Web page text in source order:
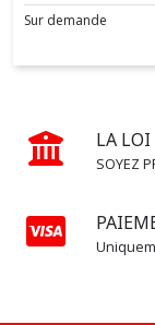
Sur demande
LA
SOYEZ